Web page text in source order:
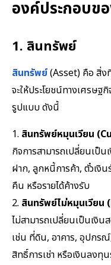
องค์ประกอบข
1. สินทรัพย์
สินทรัพย์(Asset) คือ สิ่ง
จะให้ประโยชน์ทางเศรษ
รูปแบบ ดังนี้
1. สินทรัพย์หมุนเวียน
กิจการสามารถเปลี่ยนเป็น
ฝาก, ลูกหนี้การค้า, ตั๋วเงิ
คืน หรือรายได้ค้างรับ
2. สินทรัพย์ไม่หมุนเวีย
ไม่สามารถเปลี่ยนเป็นเงิน
เช่น ที่ดิน, อาคาร, อุปกร
สิทธิ์การเช่า หรือเงินลงทุน